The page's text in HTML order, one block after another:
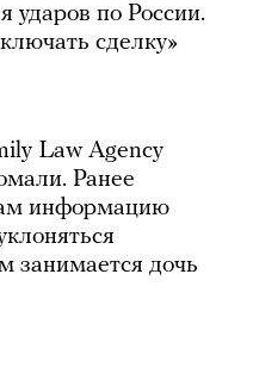
ударов по России.
сделку»
Law Agency
Ранее
информацию
занимается дочь